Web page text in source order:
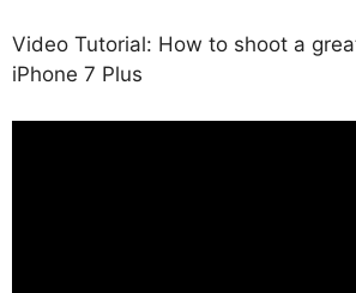
Video Tutorial: How to shoot a
iPhone 7 Plus